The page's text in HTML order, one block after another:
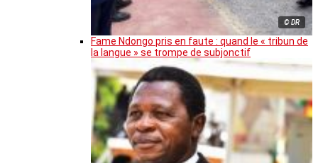
© DR
Fame Ndongo pris en faute : quand le « tribun de
la langue » se trompe de subjonctif